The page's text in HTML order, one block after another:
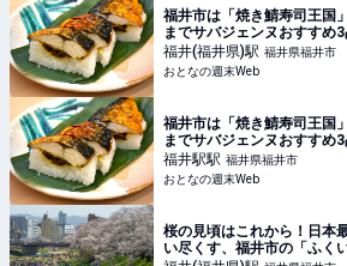
福井市は「焼き鯖寿司王国
までサバジェンヌおすすめ
福井(福井県)駅 福井県福井市
おとなの週末Web
福井市は「焼き鯖寿司王国
までサバジェンヌおすすめ
福井駅駅 福井県福井市
おとなの週末Web
桜の見頃はこれから！日本
い尽くす、福井市の「ふく